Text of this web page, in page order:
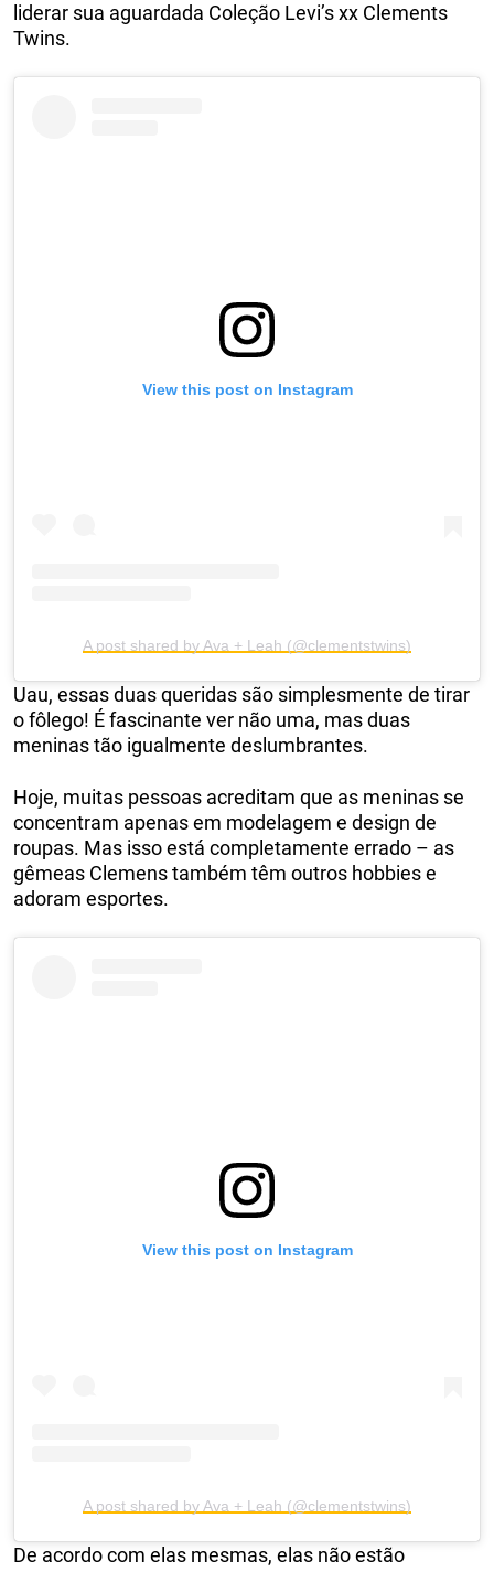
liderar sua aguardada Coleção Levi’s xx Clements
Twins.
View this post on Instagram
A post shared by Ava + Leah (@clementstwins)
Uau, essas duas queridas são simplesmente de tirar
o fôlego! É fascinante ver não uma, mas duas
meninas tão igualmente deslumbrantes.
Hoje, muitas pessoas acreditam que as meninas se
concentram apenas em modelagem e design de
roupas. Mas isso está completamente errado – as
gêmeas Clemens também têm outros hobbies e
adoram esportes.
View this post on Instagram
A post shared by Ava + Leah (@clementstwins)
De acordo com elas mesmas, elas não estão